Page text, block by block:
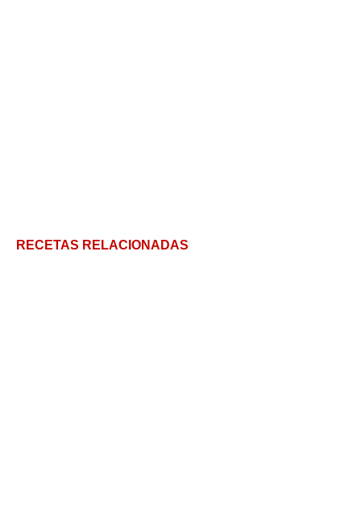
RECETAS RELACIONADAS